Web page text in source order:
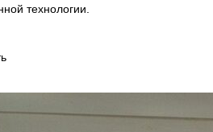
технологии.